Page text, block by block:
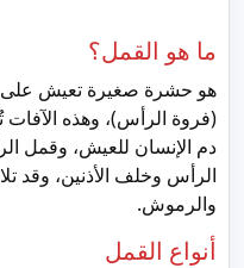
ما هو القمل؟
هو حشرة صغيرة تعيش على
(فروة الرأس)، وهذه
دم الإنسان للعيش، وقمل
الرأس وخلف الأذنين، وقد
والرموش.
أنواع القمل